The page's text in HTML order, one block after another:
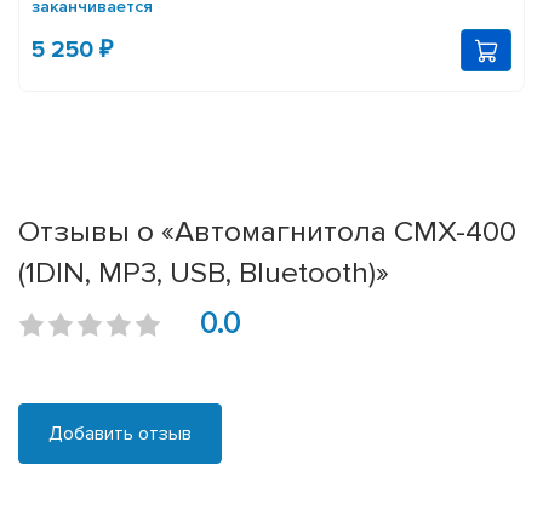
заканчивается
5 250 ₽
Отзывы о «Автомагнитола CMX-400
(1DIN, MP3, USB, Bluetooth)»
0.0
Добавить отзыв